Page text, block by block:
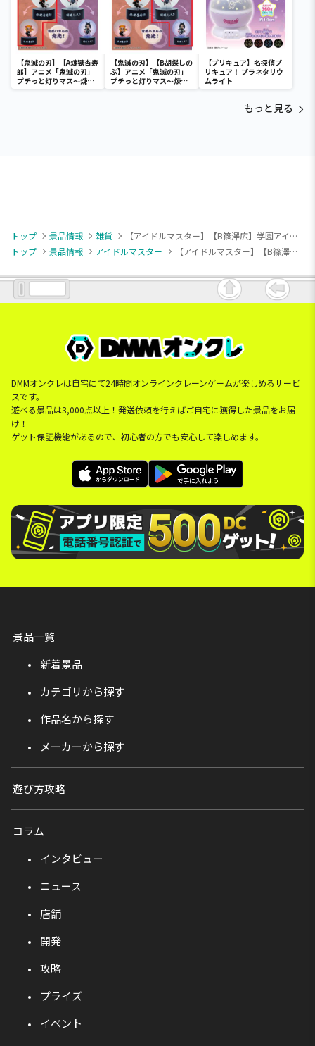
【鬼滅の刃】【A煉獄杏寿
郎】アニメ「鬼滅の刃」
プチっと灯りマス～煉獄
杏寿郎・胡蝶しのぶ～
【鬼滅の刃】【B胡蝶しの
ぶ】アニメ「鬼滅の刃」
プチっと灯りマス～煉獄
杏寿郎・胡蝶しのぶ～
【プリキュア】名探偵プ
リキュア！ プラネタリウ
ムライト
もっと見る
トップ 景品情報 雑貨
【アイドルマスター】【B篠澤広】学園アイドルマスター きゅるぽっぷん アクリル万年カレンダーvol.3
トップ
景品情報 アイドルマスター 【アイドルマスター】【B篠澤広】学園アイドルマスター きゅるぽっぷん アクリル万年カレンダーvol.3
DMMオンクレは自宅にて24時間オンラインクレーンゲームが楽しめるサービ
スです。
遊べる景品は3,000点以上！発送依頼を行えばご自宅に獲得した景品をお届
け！
ゲット保証機能があるので、初心者の方でも安心して楽しめます。
景品一覧
新着景品
カテゴリから探す
作品名から探す
メーカーから探す
遊び方攻略
コラム
インタビュー
ニュース
店舗
開発
攻略
プライズ
イベント